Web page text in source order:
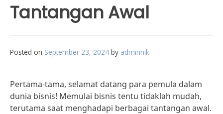
Tantangan Awal
Posted on September 23, 2024 by adminnik
Pertama-tama, selamat datang para pemula dalam
dunia bisnis! Memulai bisnis tentu tidaklah mudah,
terutama saat menghadapi berbagai tantangan awal.